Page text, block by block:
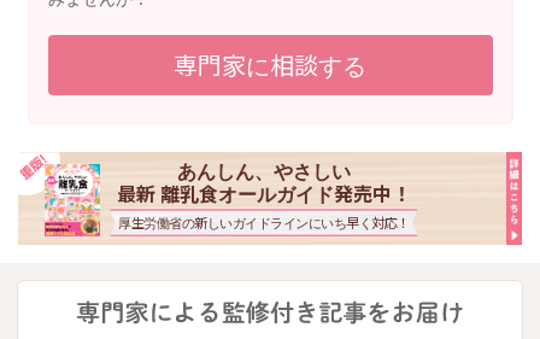
専門家に相談する
あんしん、やさしい
最新 離乳食オールガイド発売中！
厚生労働省の新しいガイドラインにいち早く対応！